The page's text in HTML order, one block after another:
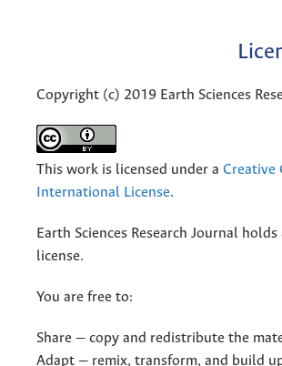
Copyright (c) 2019 Earth Sciences
This work is licensed under a Creative
International License.
Earth Sciences Research Journal
license.
You are free to:
Share — copy and redistribute the
Adapt — remix, transform, and build